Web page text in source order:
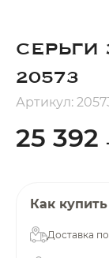
СЕРЬГИ
20573
Артикул:
25 392
Как
Доставка